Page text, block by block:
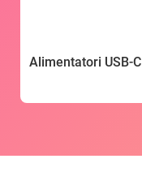
Alimentatori USB-C